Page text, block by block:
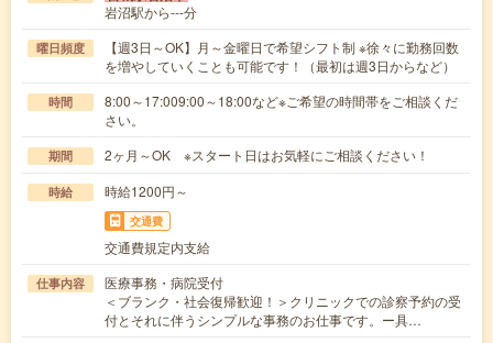
岩沼駅から---分
曜日頻度
【週3日～OK】月～金曜日で希望シフト制 ※徐々に勤務回数
を増やしていくことも可能です！（最初は週3日からなど）
時間
8:00～17:009:00～18:00など※ご希望の時間帯をご相談くだ
さい。
期間 2ヶ月～OK ※スタート日はお気軽にご相談ください！
時給 時給1200円～
交通費
交通費規定内支給
仕事内容
医療事務・病院受付
＜ブランク・社会復帰歓迎！＞クリニックでの診察予約の受
付とそれに伴うシンプルな事務のお仕事です。ー具…